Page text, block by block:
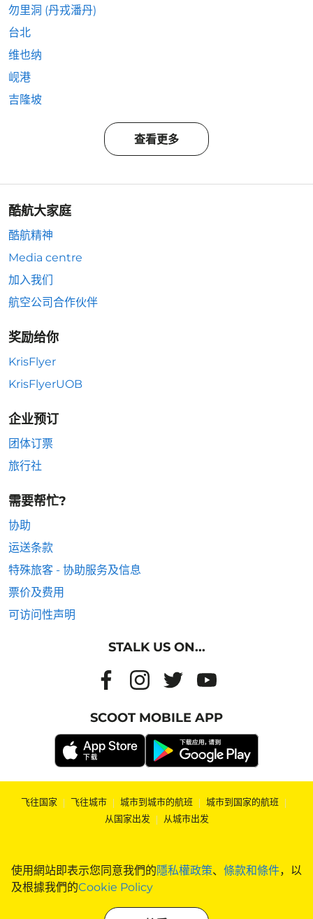
使用網站即表示您同意我們的隱私權政策、 條款和條件，以
及根據我們的Cookie Policy
勿里洞 (丹戎潘丹)
台北
维也纳
岘港
吉隆坡
查看更多
酷航大家庭
酷航精神
Media centre
加入我们
航空公司合作伙伴
奖励给你
KrisFlyer
KrisFlyerUOB
企业预订
团体订票
旅行社
需要帮忙?
协助
运送条款
特殊旅客 - 协助服务及信息
票价及费用
可访问性声明
STALK US ON...
SCOOT MOBILE APP
飞往国家 | 飞往城市 | 城市到城市的航班 | 城市到国家的航班 |
从国家出发 | 从城市出发